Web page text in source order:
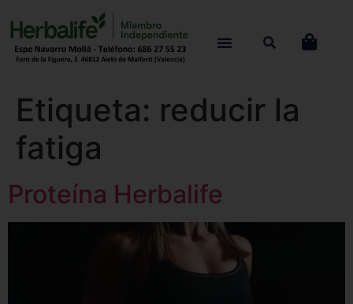
Etiqueta: reducir la
fatiga
Proteína Herbalife